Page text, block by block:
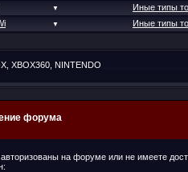
▼
Иные типы
▼ Иные типы
XBOX360, NINTENDO
форума
на форуме или не имеете